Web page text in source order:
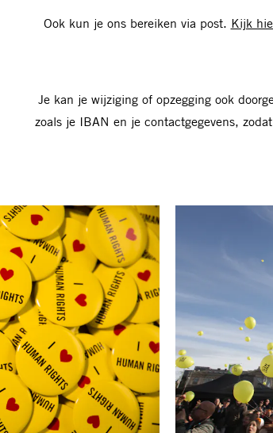
Ook kun je ons bereiken via post. Kijk
Je kan je wijziging of opzegging ook
zoals je IBAN en je contactgegevens,